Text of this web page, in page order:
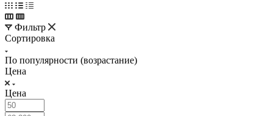
Фильтр
Сортировка
По популярности (возрастание)
Цена
Цена